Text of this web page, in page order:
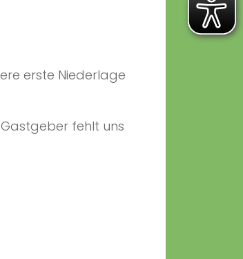
erste Niederlage
fehlt uns